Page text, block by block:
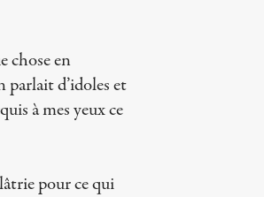
chose en
parlait d’idoles et
à mes yeux ce
pour ce qui